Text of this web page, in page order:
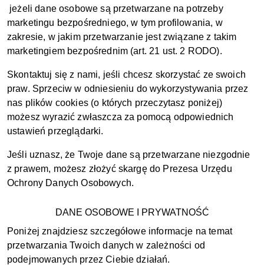
jeżeli dane osobowe są przetwarzane na potrzeby
marketingu bezpośredniego, w tym profilowania, w
zakresie, w jakim przetwarzanie jest związane z takim
marketingiem bezpośrednim (art. 21 ust. 2 RODO).
Skontaktuj się z nami, jeśli chcesz skorzystać ze swoich
praw. Sprzeciw w odniesieniu do wykorzystywania przez
nas plików cookies (o których przeczytasz poniżej)
możesz wyrazić zwłaszcza za pomocą odpowiednich
ustawień przeglądarki.
Jeśli uznasz, że Twoje dane są przetwarzane niezgodnie
z prawem, możesz złożyć skargę do Prezesa Urzędu
Ochrony Danych Osobowych.
DANE OSOBOWE I PRYWATNOŚĆ
Poniżej znajdziesz szczegółowe informacje na temat
przetwarzania Twoich danych w zależności od
podejmowanych przez Ciebie działań.